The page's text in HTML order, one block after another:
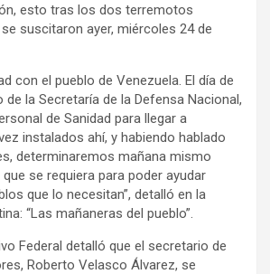
esto tras los dos terremotos
suscitaron ayer, miércoles 24 de
con el pueblo de Venezuela. El día de
de la Secretaría de la Defensa Nacional,
de Sanidad para llegar a
instalados ahí, y habiendo hablado
determinaremos mañana mismo
se requiera para poder ayudar
que lo necesitan”, detalló en la
“Las mañaneras del pueblo”.
Federal detalló que el secretario de
Roberto Velasco Álvarez, se